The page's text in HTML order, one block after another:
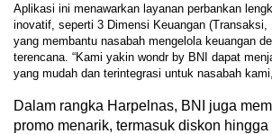
Aplikasi ini menawarkan layanan perbankan
inovatif, seperti 3 Dimensi Keuangan (Transaksi,
yang membantu nasabah mengelola keuangan
terencana. “Kami yakin wondr by BNI dapat
yang mudah dan terintegrasi untuk nasabah
Dalam rangka Harpelnas, BNI juga
promo menarik, termasuk diskon